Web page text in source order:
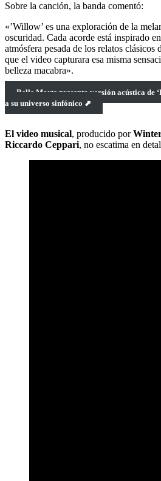
Sobre la canción, la banda comentó:
«’Willow’ es una exploración de la
oscuridad. Cada acorde está inspirado
atmósfera pesada de los relatos clásicos
que el video capturara esa misma
belleza macabra».
Belle Morte presenta versión acústica de
a su universo sinfónico ⬈
El video musical, producido por
Riccardo Ceppari, no escatima en